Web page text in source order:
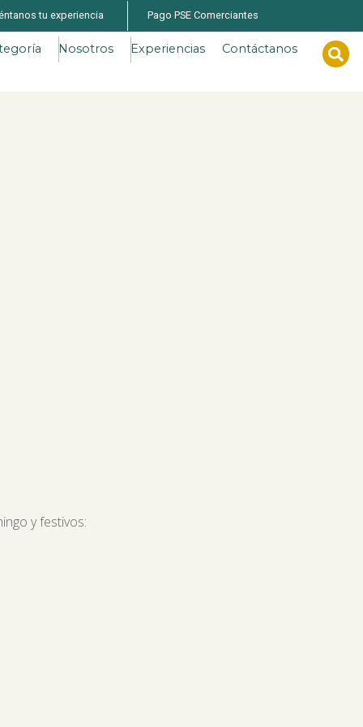
tu experiencia Pago PSE Comerciantes
Nosotros Experiencias Contáctanos
y festivos: